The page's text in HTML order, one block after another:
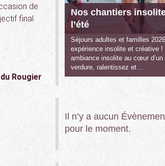
de
final
Rougier
Nos chantiers
l’été
Séjours adultes et familles
expérience insolite et créative !
ambiance insolite au cœur d’un
verdure, ralentissez et…
Il n’y a aucun
pour le moment.